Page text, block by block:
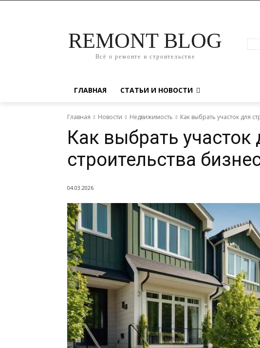
REMONT BLOG
Всё о ремонте и строительстве
ГЛАВНАЯ СТАТЬИ И НОВОСТИ
Главная Новости Недвижимость Как выбрать участок для
Как выбрать участок
строительства
04.03.2026